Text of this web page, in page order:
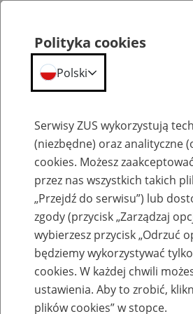
Emerytury
Baza
przekształconych
Polityka cookies
Polski
Serwisy ZUS wykorzystują
(niezbędne) oraz analityczne
cookies. Możesz
przez nas wszystkich takich
„Przejdź do serwisu”) lub
zgody (przycisk „Zarządzaj
wybierzesz przycisk „Odrzuć
będziemy wykorzystywać
cookies. W każdej chwili
ustawienia. Aby to zrobić,
plików cookies” w stopce.